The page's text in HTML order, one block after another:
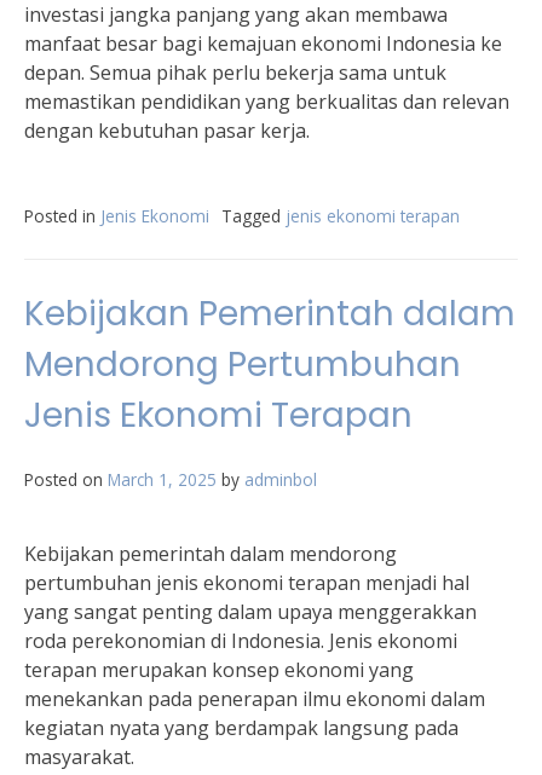
investasi jangka panjang yang akan membawa
manfaat besar bagi kemajuan ekonomi Indonesia ke
depan. Semua pihak perlu bekerja sama untuk
memastikan pendidikan yang berkualitas dan relevan
dengan kebutuhan pasar kerja.
Posted in Jenis Ekonomi Tagged jenis ekonomi terapan
Kebijakan Pemerintah dalam
Mendorong Pertumbuhan
Jenis Ekonomi Terapan
Posted on March 1, 2025 by adminbol
Kebijakan pemerintah dalam mendorong
pertumbuhan jenis ekonomi terapan menjadi hal
yang sangat penting dalam upaya menggerakkan
roda perekonomian di Indonesia. Jenis ekonomi
terapan merupakan konsep ekonomi yang
menekankan pada penerapan ilmu ekonomi dalam
kegiatan nyata yang berdampak langsung pada
masyarakat.